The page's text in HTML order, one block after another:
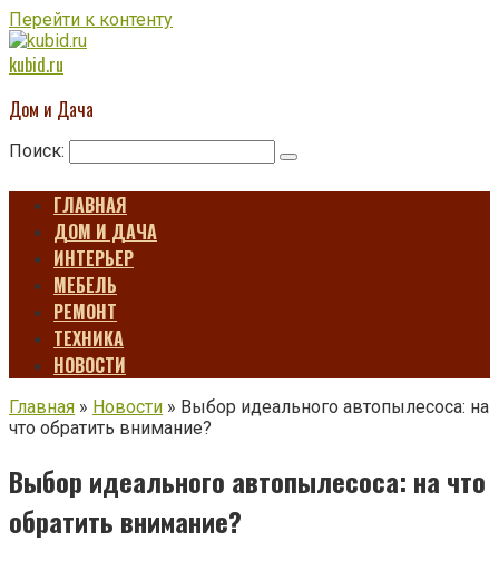
Перейти к контенту
kubid.ru
Дом и Дача
Поиск:
ГЛАВНАЯ
ДОМ И ДАЧА
ИНТЕРЬЕР
МЕБЕЛЬ
РЕМОНТ
ТЕХНИКА
НОВОСТИ
Главная » Новости » Выбор идеального автопылесоса: на
что обратить внимание?
Выбор идеального автопылесоса: на что
обратить внимание?